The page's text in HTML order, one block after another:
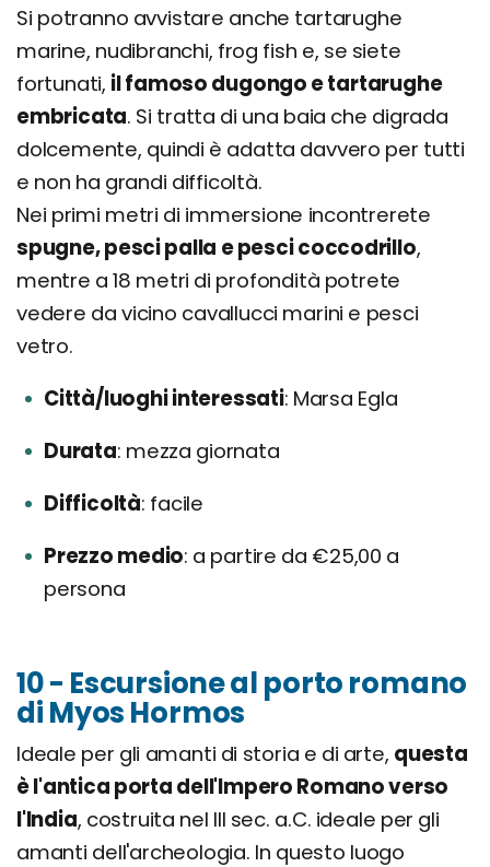
Si potranno avvistare anche tartarughe
marine, nudibranchi, frog fish e, se siete
fortunati, il famoso dugongo e tartarughe
embricata. Si tratta di una baia che digrada
dolcemente, quindi è adatta davvero per tutti
e non ha grandi difficoltà.
Nei primi metri di immersione incontrerete
spugne, pesci palla e pesci coccodrillo,
mentre a 18 metri di profondità potrete
vedere da vicino cavallucci marini e pesci
vetro.
Città/luoghi interessati Marsa Egla
Durata mezza giornata
Difficoltà facile
Prezzo medio a partire da €25,00 a
persona
10 - Escursione al porto romano
di Myos Hormos
Ideale per gli amanti di storia e di arte, questa
è l'antica porta dell'Impero Romano verso
l'India, costruita nel III sec. a.C. ideale per gli
amanti dell'archeologia. In questo luogo